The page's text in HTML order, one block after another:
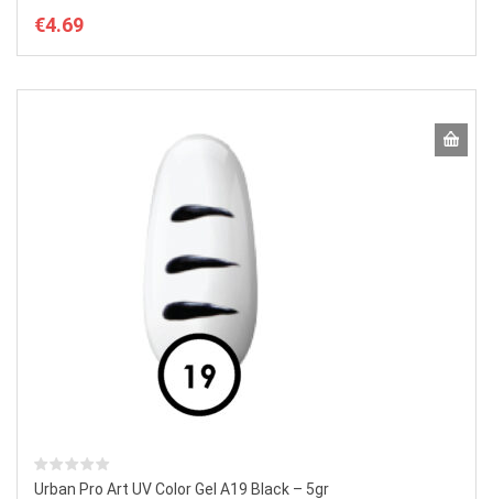
€4.69
Urban Pro Art UV Color Gel A19 Black – 5gr